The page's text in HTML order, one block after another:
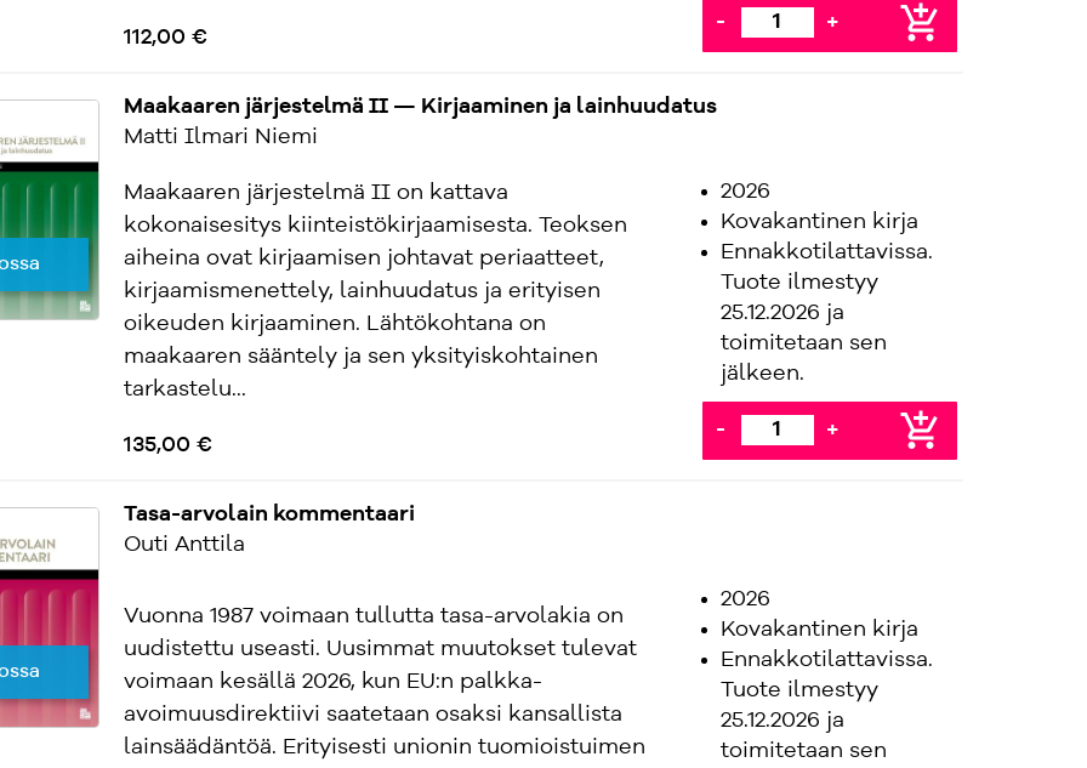
112,00 €
- + add_shopping_cart
Maakaaren järjestelmä II — Kirjaaminen ja lainhuudatus
Matti Ilmari Niemi
Maakaaren järjestelmä II on kattava
kokonaisesitys kiinteistökirjaamisesta. Teoksen
aiheina ovat kirjaamisen johtavat periaatteet,
kirjaamismenettely, lainhuudatus ja erityisen
oikeuden kirjaaminen. Lähtökohtana on
maakaaren sääntely ja sen yksityiskohtainen
tarkastelu...
135,00 €
2026
Kovakantinen kirja
Ennakkotilattavissa.
Tuote ilmestyy
25.12.2026 ja
toimitetaan sen
jälkeen.
- + add_shopping_cart
Tasa-arvolain kommentaari
Outi Anttila
Vuonna 1987 voimaan tullutta tasa-arvolakia on
uudistettu useasti. Uusimmat muutokset tulevat
voimaan kesällä 2026, kun EU:n palkka-
avoimuusdirektiivi saatetaan osaksi kansallista
lainsäädäntöä. Erityisesti unionin tuomioistuimen
2026
Kovakantinen kirja
Ennakkotilattavissa.
Tuote ilmestyy
25.12.2026 ja
toimitetaan sen